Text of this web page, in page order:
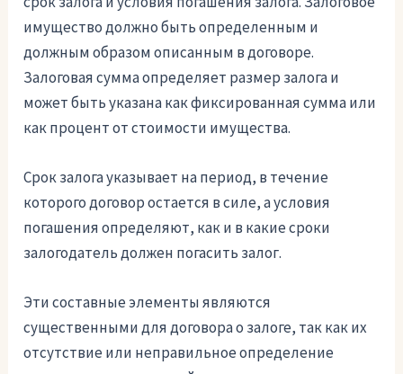
имущество должно быть определенным и
должным образом описанным в договоре.
Залоговая сумма определяет размер залога и
может быть указана как фиксированная сумма или
как процент от стоимости имущества.
Срок залога указывает на период, в течение
которого договор остается в силе, а условия
погашения определяют, как и в какие сроки
залогодатель должен погасить залог.
Эти составные элементы являются
существенными для договора о залоге, так как их
отсутствие или неправильное определение